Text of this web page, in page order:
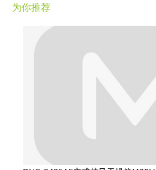
为你推荐